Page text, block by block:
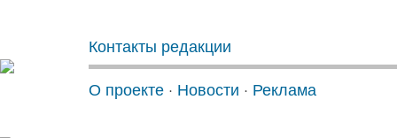
Контакты редакции
О проекте · Новости · Реклама